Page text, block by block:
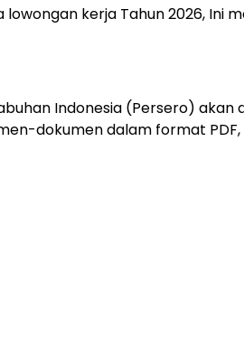
lowongan kerja Tahun 2026,
Indonesia (Persero)
dokumen dalam format